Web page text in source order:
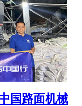
国路面机械